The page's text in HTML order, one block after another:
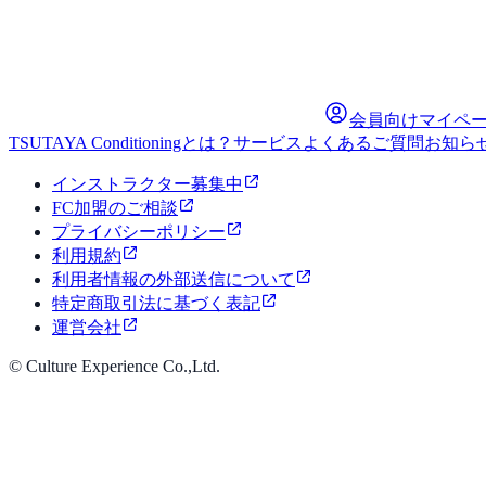
会員向けマイペ
TSUTAYA Conditioningとは？ サービス よくあるご質問お知ら
インストラクター募集中
FC加盟のご相談
プライバシーポリシー
利用規約
利用者情報の外部送信について
特定商取引法に基づく表記
運営会社
© Culture Experience Co.,Ltd.